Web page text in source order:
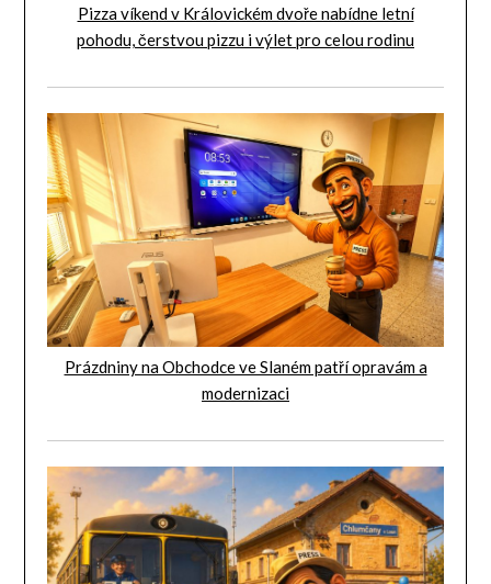
Pizza víkend v Královickém dvoře nabídne letní
pohodu, čerstvou pizzu i výlet pro celou rodinu
Prázdniny na Obchodce ve Slaném patří opravám a
modernizaci